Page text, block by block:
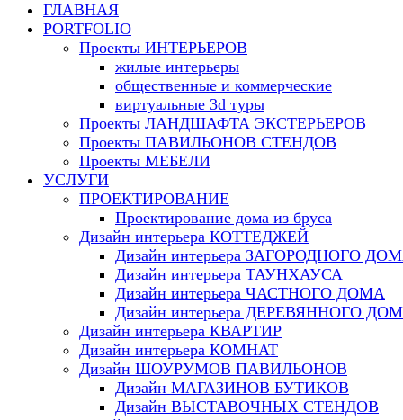
ГЛАВНАЯ
PORTFOLIO
Проекты ИНТЕРЬЕРОВ
жилые интерьеры
общественные и коммерческие
виртуальные 3d туры
Проекты ЛАНДШАФТА ЭКСТЕРЬЕРОВ
Проекты ПАВИЛЬОНОВ СТЕНДОВ
Проекты МЕБЕЛИ
УСЛУГИ
ПРОЕКТИРОВАНИЕ
Проектирование дома из бруса
Дизайн интерьера КОТТЕДЖЕЙ
Дизайн интерьера ЗАГОРОДНОГО
Дизайн интерьера ТАУНХАУСА
Дизайн интерьера ЧАСТНОГО ДОМА
Дизайн интерьера ДЕРЕВЯННОГО
Дизайн интерьера КВАРТИР
Дизайн интерьера КОМНАТ
Дизайн ШОУРУМОВ ПАВИЛЬОНОВ
Дизайн МАГАЗИНОВ БУТИКОВ
Дизайн ВЫСТАВОЧНЫХ СТЕНДОВ